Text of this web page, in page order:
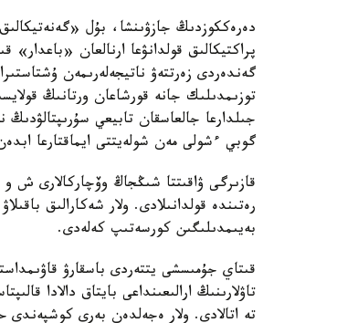
دەرەككوزدىڭ جازۋىنشا، بۇل
پراكتيكالىق قولدانۋعا ارنالعان
گەندەردى زەرتتەۋ ناتيجەلەرىمەن
توزىمدىلىك جانە قورشاعان ورتانىڭ
جىلدارعا جالعاسقان تابيعي
گوبي ءشولى مەن شولەيتتى ايماقتارعا
قازىرگى ۋاقىتتا شىڭجاڭ وۆچاركالارى ش
رەتىندە قولدانىلادى. ولار شەكارالىق
بەيىمدىلىگىن كورسەتىپ كەلەدى.
قىتاي جۇمىسشى يتتەردى باسقارۋ
تاۋلارىنىڭ ارالىعىنداعى بايتاق دالادا
تە اتالادى. ولار ەجەلدەن بەرى